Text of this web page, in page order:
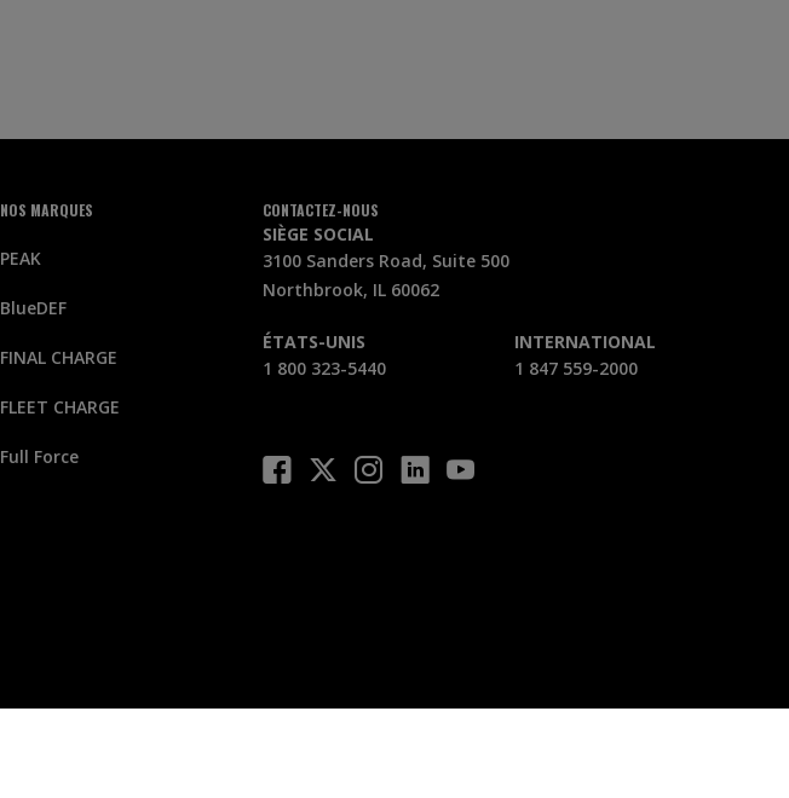
NOS MARQUES
PEAK
BlueDEF
FINAL CHARGE
FLEET CHARGE
Full Force
CONTACTEZ-NOUS
SIÈGE SOCIAL
3100 Sanders Road, Suite 500
Northbrook, IL 60062
ÉTATS-UNIS
1 800 323-5440
INTERNATIONAL
1 847 559-2000